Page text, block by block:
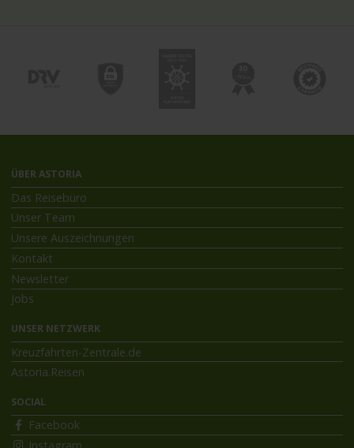
ÜBER ASTORIA
Das Reisebüro
Unser Team
Unsere Auszeichnungen
Kontakt
Newsletter
Jobs
UNSER NETZWERK
Kreuzfahrten-Zentrale.de
Astoria.Reisen
SOCIAL
Facebook